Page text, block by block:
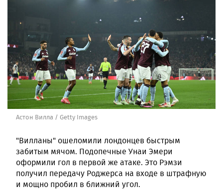
Астон Вилла / Getty Images
"Вилланы" ошеломили лондонцев быстрым
забитым мячом. Подопечные Унаи Эмери
оформили гол в первой же атаке. Это Рэмзи
получил передачу Роджерса на входе в штрафную
и мощно пробил в ближний угол.